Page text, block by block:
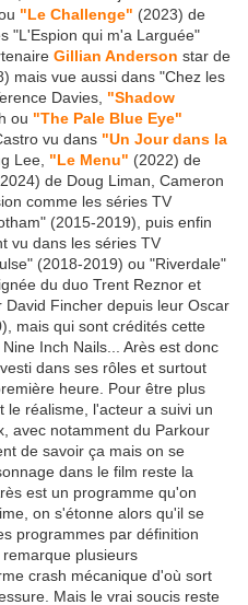
"Le Challenge" (2023) de
"L'Espion qui m'a Larguée"
Gillian Anderson star de
mais vue aussi dans "Chez les
Davies, "Shadow
ou "The Pale Blue Eye"
vu dans "Un Jour dans la
Lee, "Le Menu" (2022) de
de Doug Liman, Cameron
comme les séries TV
(2015-2019), puis enfin
vu dans les séries TV
(2018-2019) ou "Riverdale"
du duo Trent Reznor et
Fincher depuis leur Oscar
mais qui sont crédités cette
Inch Nails... Arès est donc
dans ses rôles et surtout
heure. Pour être plus
le réalisme, l'acteur a suivi un
avec notamment du Parkour
de savoir ça mais on se
dans le film reste la
est un programme qu'on
on s'étonne alors qu'il se
programmes par définition
plusieurs
crash mécanique d'où sort
Mais le vrai soucis reste